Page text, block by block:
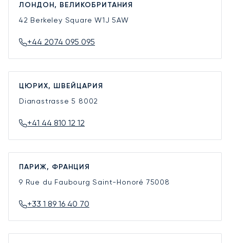
ЛОНДОН, ВЕЛИКОБРИТАНИЯ
42 Berkeley SquareW1J 5AW
+44 2074 095 095
ЦЮРИХ, ШВЕЙЦАРИЯ
Dianastrasse 5 8002
+41 44 810 12 12
ПАРИЖ, ФРАНЦИЯ
9 Rue du Faubourg Saint-Honoré 75008
+33 1 89 16 40 70